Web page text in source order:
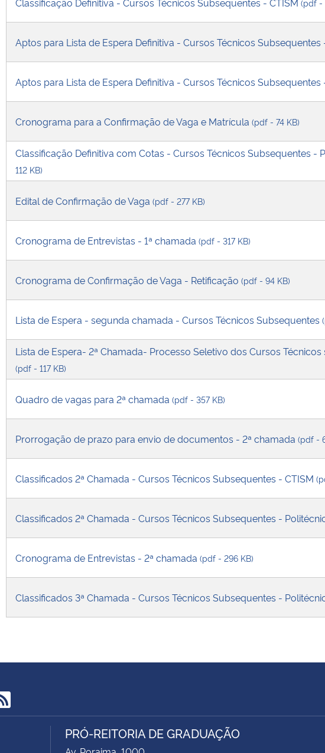
(pdf -
Aptos para Lista de Espera Definitiva - Cursos Técnicos Subsequentes
Aptos para Lista de Espera Definitiva - Cursos Técnicos Subsequentes
Cronograma para a Confirmação de Vaga e Matrícula (pdf - 74 KB)
Classificação Definitiva com Cotas - Cursos Técnicos Subsequentes -
112 KB)
Edital de Confirmação de Vaga (pdf - 277 KB)
Cronograma de Entrevistas - 1ª chamada (pdf - 317 KB)
Cronograma de Confirmação de Vaga - Retificação (pdf - 94 KB)
Lista de Espera - segunda chamada - Cursos Técnicos Subsequentes
Lista de Espera- 2ª Chamada- Processo Seletivo dos Cursos
(pdf - 117 KB)
Quadro de vagas para 2ª chamada (pdf - 357 KB)
Prorrogação de prazo para envio de documentos - 2ª chamada (pdf -
Classificados 2ª Chamada - Cursos Técnicos Subsequentes - CTISM
Classificados 2ª Chamada - Cursos Técnicos Subsequentes -
Cronograma de Entrevistas - 2ª chamada (pdf - 296 KB)
Classificados 3ª Chamada - Cursos Técnicos Subsequentes -
PRÓ-REITORIA DE GRADUAÇÃO